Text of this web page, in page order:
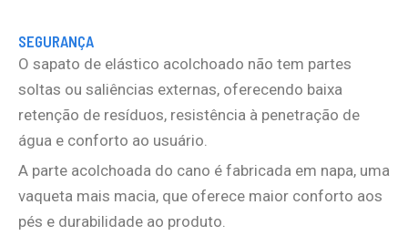
SEGURANÇA
O sapato de elástico acolchoado não tem partes
soltas ou saliências externas, oferecendo baixa
retenção de resíduos, resistência à penetração de
água e conforto ao usuário.
A parte acolchoada do cano é fabricada em napa, uma
vaqueta mais macia, que oferece maior conforto aos
pés e durabilidade ao produto.